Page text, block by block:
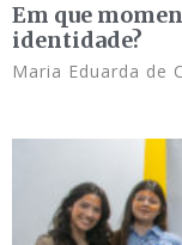
Em que
identidade?
Maria Eduarda de